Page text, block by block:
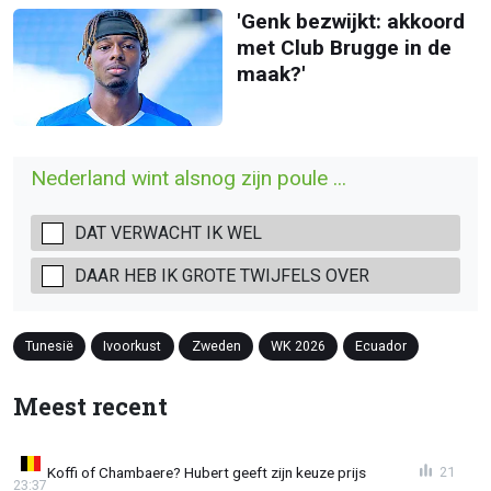
'Genk bezwijkt: akkoord
met Club Brugge in de
maak?'
Nederland wint alsnog zijn poule ...
DAT VERWACHT IK WEL
DAAR HEB IK GROTE TWIJFELS OVER
Tunesië Ivoorkust Zweden WK 2026 Ecuador
Meest recent
Koffi of Chambaere? Hubert geeft zijn keuze prijs
23:37
21